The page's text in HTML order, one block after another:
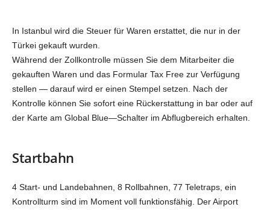
In Istanbul wird die Steuer für Waren erstattet, die nur in der
Türkei gekauft wurden.
Während der Zollkontrolle müssen Sie dem Mitarbeiter die
gekauften Waren und das Formular Tax Free zur Verfügung
stellen — darauf wird er einen Stempel setzen. Nach der
Kontrolle können Sie sofort eine Rückerstattung in bar oder auf
der Karte am Global Blue—Schalter im Abflugbereich erhalten.
Startbahn
4 Start- und Landebahnen, 8 Rollbahnen, 77 Teletraps, ein
Kontrollturm sind im Moment voll funktionsfähig. Der Airport